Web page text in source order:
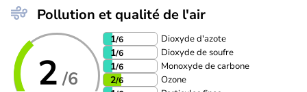
Pollution et qualité de l'air
2 /6
1/6 Dioxyde d'azote
1/6 Dioxyde de soufre
1/6 Monoxyde de carbone
2/6 Ozone